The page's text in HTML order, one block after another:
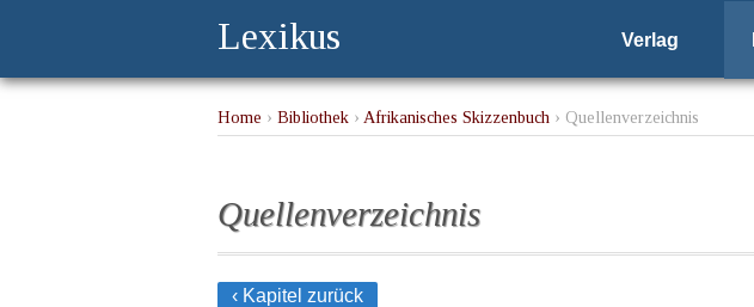
Lexikus Verlag
Home › Bibliothek › Afrikanisches Skizzenbuch › Quellenverzeichnis
Quellenverzeichnis
‹ Kapitel zurück